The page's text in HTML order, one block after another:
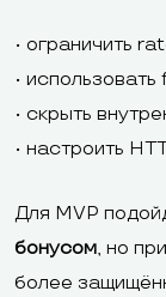
• ограничить
• использовать
• скрыть
• настроить
Для MVP
бонусом, но
более